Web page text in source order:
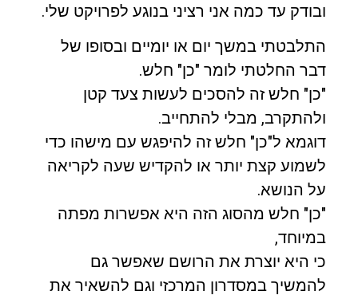
ובודק עד כמה אני רציני בנוגע לפרויקט שלי.
התלבטתי במשך יום או יומיים ובסופו של
דבר החלטתי לומר "כן" חלש.
"כן" חלש זה להסכים לעשות צעד קטן
ולהתקרב, מבלי להתחייב.
דוגמא ל"כן" חלש זה להיפגש עם מישהו כדי
לשמוע קצת יותר או להקדיש שעה לקריאה
על הנושא.
"כן" חלש מהסוג הזה היא אפשרות מפתה
במיוחד,
כי היא יוצרת את הרושם שאפשר גם
להמשיך במסדרון המרכזי וגם להשאיר את